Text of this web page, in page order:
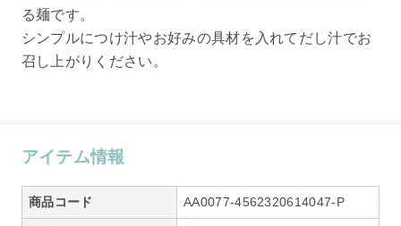
る麺です。
シンプルにつけ汁やお好みの具材を入れてだし汁でお
召し上がりください。
アイテム情報
商品コード AA0077-4562320614047-P